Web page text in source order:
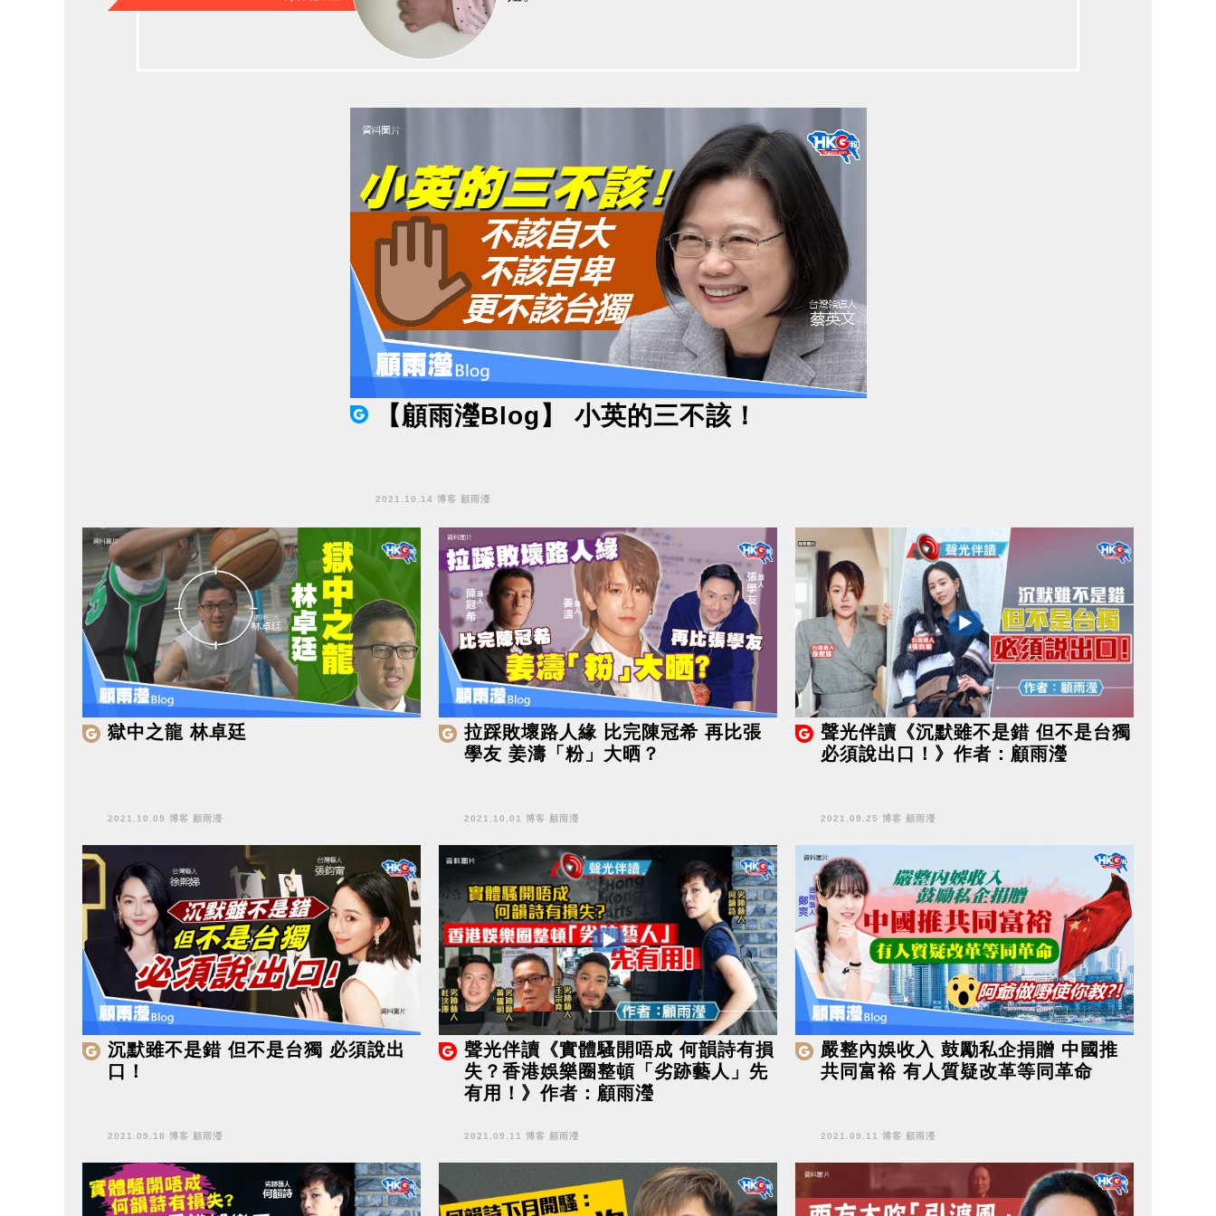
【顅雨瀅Blog】 小英的三不該！
2021.10.14 博客 顧雨瀅
獄中之龍 林卓廷
2021.10.09 博客 顧雨瀅
拉踩敗壞路人緣 比完陳冠希 再比張
學友 姜濤「粉」大晒？
2021.10.01 博客 顧雨瀅
聲光伴讀《沉默雖不是錯 但不是台獨
必須說出口！》作者：顧雨瀅
2021.09.25 博客 顧雨瀅
沉默雖不是錯 但不是台獨 必須說出
口！
2021.09.18 博客 顧雨瀅
聲光伴讀《實體騷開唔成 何韻詩有損
失？香港娛樂圈整頓「劣跡藝人」先
有用！》作者：顧雨瀅
2021.09.11 博客 顧雨瀅
嚴整內娛收入 鼓勵私企捐贈 中國推
共同富裕 有人質疑改革等同革命
2021.09.11 博客 顧雨瀅